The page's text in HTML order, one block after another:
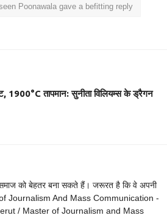
Poonawala gave a befitting reply
तापमान: सुनीता विलियम्स के ड्रैगन
को बेहतर बना सकते हैं। जरूरत है कि वे अपनी
of Journalism And Mass Communication -
/ Master of Journalism and Mass